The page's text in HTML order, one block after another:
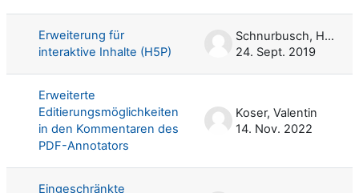
Erweiterung für
interaktive Inhalte (H5P)
Schnurbusch, Harald
24. Sept. 2019
Erweiterte
Editierungsmöglichkeiten
in den Kommentaren des
PDF-Annotators
Koser, Valentin
14. Nov. 2022
Eingeschränkte